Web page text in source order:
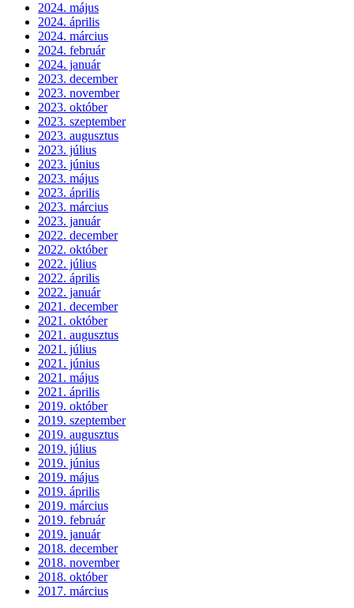
2024. május
2024. április
2024. március
2024. február
2024. január
2023. december
2023. november
2023. október
2023. szeptember
2023. augusztus
2023. július
2023. június
2023. május
2023. április
2023. március
2023. január
2022. december
2022. október
2022. július
2022. április
2022. január
2021. december
2021. október
2021. augusztus
2021. július
2021. június
2021. május
2021. április
2019. október
2019. szeptember
2019. augusztus
2019. július
2019. június
2019. május
2019. április
2019. március
2019. február
2019. január
2018. december
2018. november
2018. október
2017. március